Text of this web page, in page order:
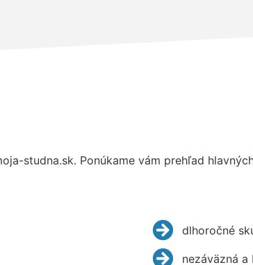
studna.sk. Ponúkame vám prehľad
dlhoročné
nezáväzná